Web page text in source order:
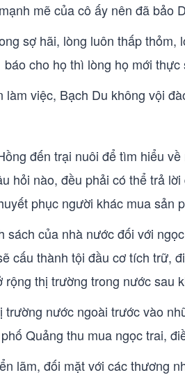
mẽ của cô ấy nên đã bảo
sợ hãi, lòng luôn thấp
báo cho họ thì lòng họ mới thực
làm việc, Bạch Du không vội
đến trại nuôi để tìm hiểu
hỏi nào, đều phải có thể trả
phục người khác mua sản
của nhà nước đối với
cấu thành tội đầu cơ tích trữ,
rộng thị trường trong nước sau
nước ngoài trước vào
Quảng thu mua ngọc trai,
lãm, đối mặt với các thương